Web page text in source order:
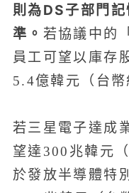
則為DS子部門
準。 若協議中的
員工可望以庫存
5.4億韓元（台
若三星電子達成
望達300兆韓元
於發放半導體特